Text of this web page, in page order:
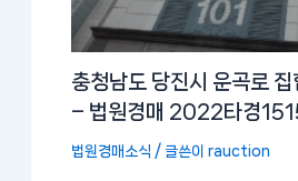
충청남도 당진시 운곡로
– 법원경매 2022타경
법원경매소식 / 글쓴이rauction